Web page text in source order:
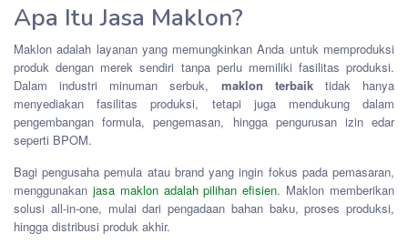
Apa Itu Jasa Maklon?
Maklon adalah layanan yang memungkinkan Anda untuk memproduksi
produk dengan merek sendiri tanpa perlu memiliki fasilitas produksi.
Dalam industri minuman serbuk, maklon terbaiktidak hanya
menyediakan fasilitas produksi, tetapi juga mendukung dalam
pengembangan formula, pengemasan, hingga pengurusan izin edar
seperti BPOM.
Bagi pengusaha pemula atau brand yang ingin fokus pada pemasaran,
menggunakan jasa maklon adalah pilihan efisien. Maklon memberikan
solusi all-in-one, mulai dari pengadaan bahan baku, proses produksi,
hingga distribusi produk akhir.